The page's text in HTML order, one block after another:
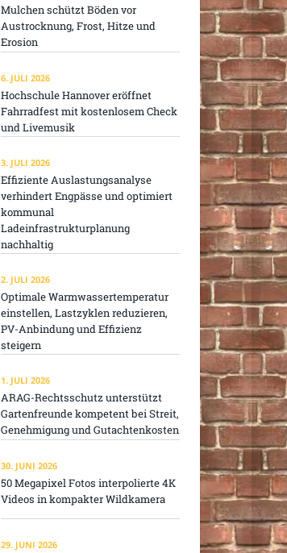
Mulchen schützt Böden vor
Austrocknung, Frost, Hitze und
Erosion
6. JULI 2026
Hochschule Hannover eröffnet
Fahrradfest mit kostenlosem Check
und Livemusik
3. JULI 2026
Effiziente Auslastungsanalyse
verhindert Engpässe und optimiert
kommunal
Ladeinfrastrukturplanung
nachhaltig
2. JULI 2026
Optimale Warmwassertemperatur
einstellen, Lastzyklen reduzieren,
PV-Anbindung und Effizienz
steigern
1. JULI 2026
ARAG-Rechtsschutz unterstützt
Gartenfreunde kompetent bei Streit,
Genehmigung und Gutachtenkosten
30. JUNI 2026
50 Megapixel Fotos interpolierte 4K
Videos in kompakter Wildkamera
29. JUNI 2026